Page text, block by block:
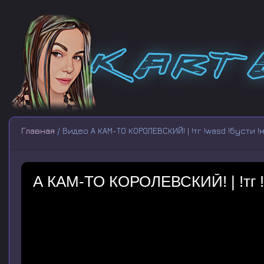
Главная / Видео А КАМ-ТО КОРОЛЕВСКИЙ! | !тг !wasd !бусти
А КАМ-ТО КОРОЛЕВСКИЙ! | !тг